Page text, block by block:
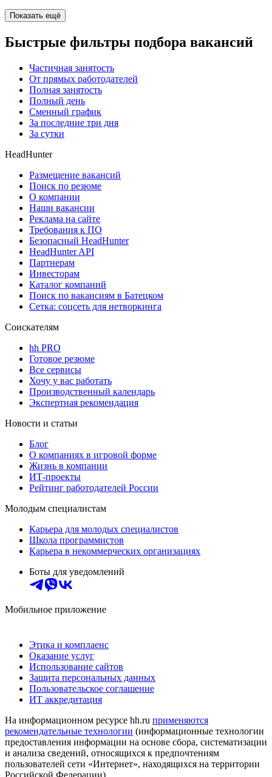
Показать ещё
Быстрые фильтры подбора вакансий
Частичная занятость
От прямых работодателей
Полная занятость
Полный день
Сменный график
За последние три дня
За сутки
HeadHunter
Размещение вакансий
Поиск по резюме
О компании
Наши вакансии
Реклама на сайте
Требования к ПО
Безопасный HeadHunter
HeadHunter API
Партнерам
Инвесторам
Каталог компаний
Поиск по вакансиям в Батецком
Сетка: соцсеть для нетворкинга
Соискателям
hh PRO
Готовое резюме
Все сервисы
Хочу у вас работать
Производственный календарь
Экспертная рекомендация
Новости и статьи
Блог
О компаниях в игровой форме
Жизнь в компании
ИТ-проекты
Рейтинг работодателей России
Молодым специалистам
Карьера для молодых специалистов
Школа программистов
Карьера в некоммерческих организациях
Боты для уведомлений
Мобильное приложение
Этика и комплаенс
Оказание услуг
Использование сайтов
Защита персональных данных
Пользовательское соглашение
ИТ аккредитация
На информационном ресурсе hh.ru применяются
рекомендательные технологии (информационные технологии
предоставления информации на основе сбора, систематизации
и анализа сведений, относящихся к предпочтениям
пользователей сети «Интернет», находящихся на территории
Российской Федерации)